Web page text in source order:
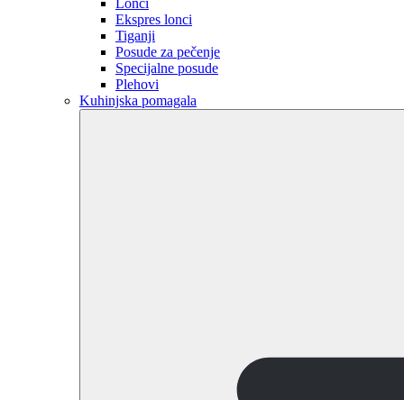
Lonci
Ekspres lonci
Tiganji
Posude za pečenje
Specijalne posude
Plehovi
Kuhinjska pomagala